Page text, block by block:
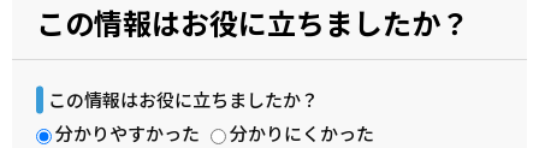
この情報はお役に立ちましたか？
この情報はお役に立ちましたか？
分かりやすかった
分かりにくかった